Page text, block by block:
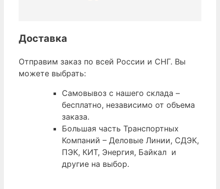
Доставка
Отправим заказ по всей России и СНГ. Вы
можете выбрать:
Самовывоз с нашего склада –
бесплатно, независимо от объема
заказа.
Большая часть Транспортных
Компаний – Деловые Линии, СДЭК,
ПЭК, КИТ, Энергия, Байкал и
другие на выбор.